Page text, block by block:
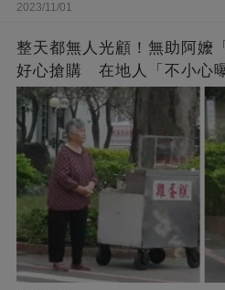
2023/11/01
整天都無人光顧！無助阿嬤
好心搶購 在地人「不小心
來了